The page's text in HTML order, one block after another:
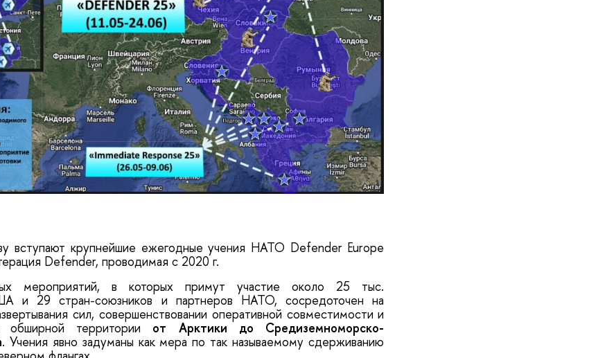
вступают крупнейшие ежегодные учения НАТО Defender Europe
Defender, проводимая с 2020 г.
мероприятий, в которых примут участие около 25 тыс.
и 29 стран-союзников и партнеров НАТО, сосредоточен на
сил, совершенствовании оперативной совместимости и
обширной территории от Арктики до Средиземноморско-
. Учения явно задуманы как мера по так называемому сдерживанию